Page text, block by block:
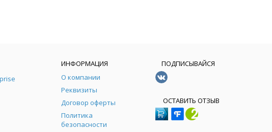
ИНФОРМАЦИЯ
О компании
Реквизиты
Договор оферты
Политика
безопасности
ПОДПИСЫВАЙСЯ
ОСТАВИТЬ ОТЗЫВ